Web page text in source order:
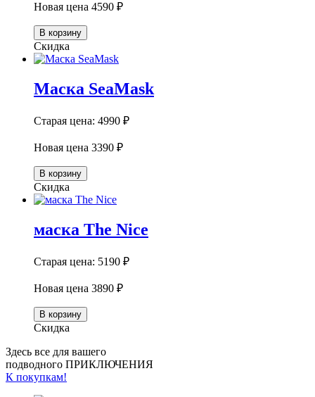
Новая цена 4590 ₽
В корзину
Скидка
Маска SeaMask
Старая цена: 4990 ₽
Новая цена 3390 ₽
В корзину
Скидка
маска The Nice
Старая цена: 5190 ₽
Новая цена 3890 ₽
В корзину
Скидка
Здесь все для вашего
подводного ПРИКЛЮЧЕНИЯ
К покупкам!